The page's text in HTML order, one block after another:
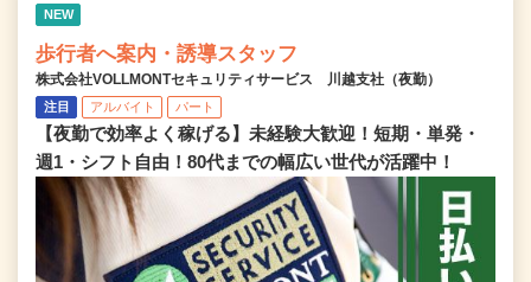
NEW
歩行者へ案内・誘導スタッフ
株式会社VOLLMONTセキュリティサービス 川越支社（夜勤）
注目 アルバイト パート
【夜勤で効率よく稼げる】未経験大歓迎！短期・単発・
週1・シフト自由！80代までの幅広い世代が活躍中！